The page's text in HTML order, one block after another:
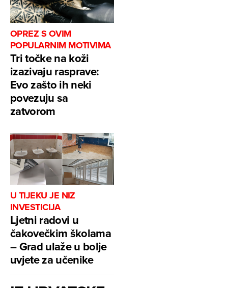
OPREZ S OVIM
POPULARNIM MOTIVIMA
Tri točke na koži
izazivaju rasprave:
Evo zašto ih neki
povezuju sa
zatvorom
U TIJEKU JE NIZ
INVESTICIJA
Ljetni radovi u
čakovečkim školama
– Grad ulaže u bolje
uvjete za učenike